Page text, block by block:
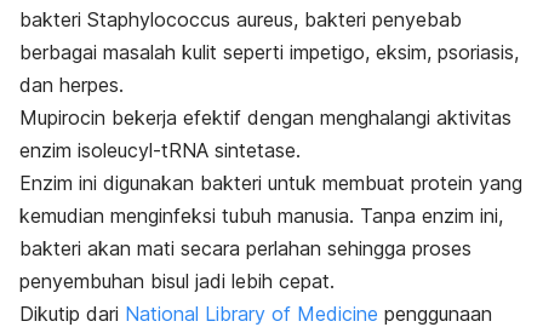
bakteri Staphylococcus aureus, bakteri penyebab
berbagai masalah kulit seperti impetigo, eksim, psoriasis,
dan herpes.
Mupirocin bekerja efektif dengan menghalangi aktivitas
enzim isoleucyl-tRNA sintetase.
Enzim ini digunakan bakteri untuk membuat protein yang
kemudian menginfeksi tubuh manusia. Tanpa enzim ini,
bakteri akan mati secara perlahan sehingga proses
penyembuhan bisul jadi lebih cepat.
Dikutip dari National Library of Medicine penggunaan